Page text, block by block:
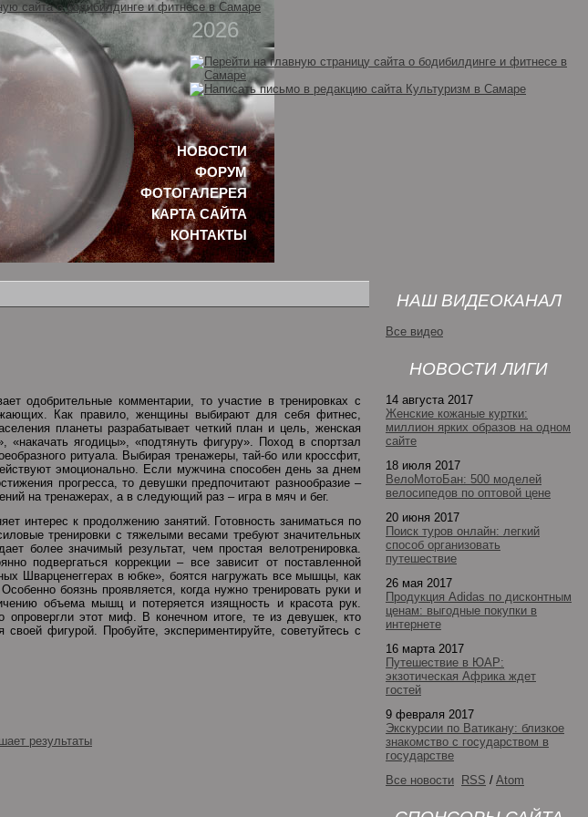
НАШ ВИДЕОКАНАЛ
Все видео
НОВОСТИ ЛИГИ
14 августа 2017
Женские кожаные куртки:
миллион ярких образов на одном
сайте
18 июля 2017
ВелоМотоБан: 500 моделей
велосипедов по оптовой цене
20 июня 2017
Поиск туров онлайн: легкий
способ организовать
путешествие
26 мая 2017
Продукция Adidas по дисконтным
ценам: выгодные покупки в
интернете
16 марта 2017
Путешествие в ЮАР:
экзотическая Африка ждет
гостей
9 февраля 2017
Экскурсии по Ватикану: близкое
знакомство с государством в
государстве
Все новости
RSS / Atom
одобрительные комментарии, то участие в тренировках с
Как правило, женщины выбирают для себя фитнес,
планеты разрабатывает четкий план и цель, женская
«накачать ягодицы», «подтянуть фигуру». Поход в спортзал
ритуала. Выбирая тренажеры, тай-бо или кроссфит,
эмоционально. Если мужчина способен день за днем
прогресса, то девушки предпочитают разнообразие –
на тренажерах, а в следующий раз – игра в мяч и бег.
интерес к продолжению занятий. Готовность заниматься по
тренировки с тяжелыми весами требуют значительных
более значимый результат, чем простая велотренировка.
подвергаться коррекции – все зависит от поставленной
Шварценеггерах в юбке», боятся нагружать все мышцы, как
боязнь проявляется, когда нужно тренировать руки и
объема мышц и потеряется изящность и красота рук.
опровергли этот миф. В конечном итоге, те из девушек, кто
фигурой. Пробуйте, экспериментируйте, советуйтесь с
результаты
2026
НОВОСТИ
ФОРУМ
ФОТОГАЛЕРЕЯ
КАРТА САЙТА
КОНТАКТЫ